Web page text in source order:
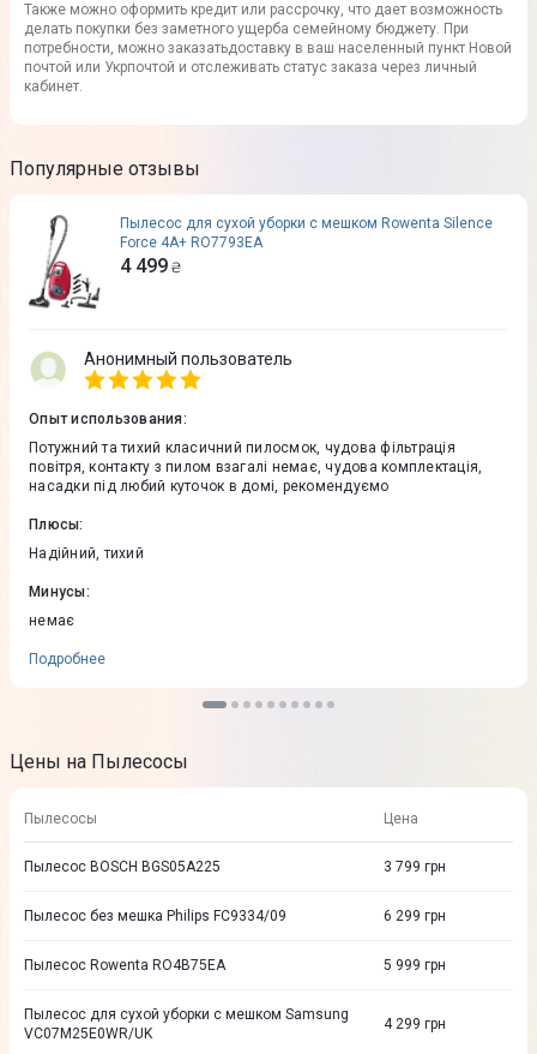
Также можно оформить кредит или рассрочку, что дает возможность
делать покупки без заметного ущерба семейному бюджету. При
потребности, можно заказатьдоставку в ваш населенный пункт Новой
почтой или Укрпочтой и отслеживать статус заказа через личный
кабинет.
Популярные отзывы
Пылесос для сухой уборки с мешком Rowenta Silence
Force 4A+ RO7793EA
4 499 ₴
Анонимный пользователь
Опыт использования:
Потужний та тихий класичний пилосмок, чудова фільтрація
повітря, контакту з пилом взагалі немає, чудова комплектація,
насадки під любий куточок в домі, рекомендуємо
Плюсы:
Надійний, тихий
Минусы:
немає
Подробнее
Цены на Пылесосы
Пылесосы Цена
Пылесос BOSCH BGS05A225 3 799 грн
Пылесос без мешка Philips FC9334/09 6 299 грн
Пылесос Rowenta RO4B75EA 5 999 грн
Пылесос для сухой уборки с мешком Samsung
VC07M25E0WR/UK
4 299 грн